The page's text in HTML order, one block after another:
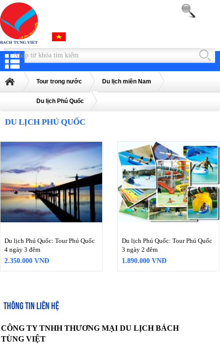
Tour trong nước Du lịch miền Nam
Du lịch Phú Quốc
DU LỊCH PHÚ QUỐC
Du lịch Phú Quốc: Tour Phú Quốc
4 ngày 3 đêm
2.350.000 VNĐ
Du lịch Phú Quốc: Tour Phú Quốc
3 ngày 2 đêm
1.890.000 VNĐ
THÔNG TIN LIÊN HỆ
CÔNG TY TNHH THƯƠNG MẠI DU LỊCH BÁCH
TÙNG VIỆT